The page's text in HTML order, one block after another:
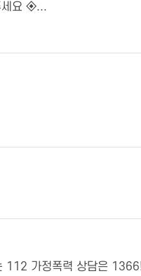
세요 ◈...
112 가정폭력 상담은